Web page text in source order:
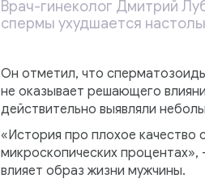
Врач-гинеколог Дмитрий
спермы ухудшается
Он отметил, что
не оказывает решающего
действительно выявляли
«История про плохое
микроскопических
влияет образ жизни мужчины.